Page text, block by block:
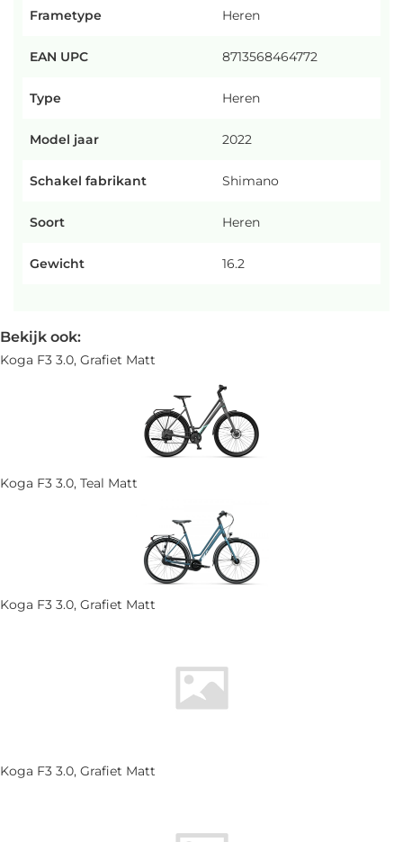
Frametype Heren
EAN UPC 8713568464772
Type Heren
Model jaar 2022
Schakel fabrikant Shimano
Soort Heren
Gewicht 16.2
Bekijk ook:
Koga F3 3.0, Grafiet Matt
Koga F3 3.0, Teal Matt
Koga F3 3.0, Grafiet Matt
Koga F3 3.0, Grafiet Matt